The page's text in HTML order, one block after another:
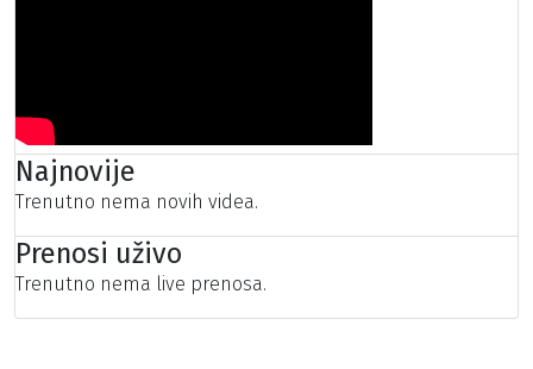
Najnovije
Trenutno nema novih videa.
Prenosi uživo
Trenutno nema live prenosa.